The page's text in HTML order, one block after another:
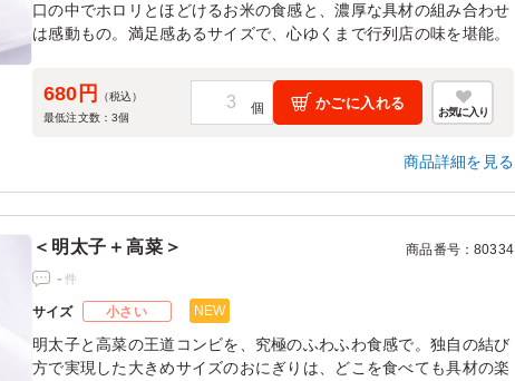
口の中でホロリとほどけるお米の食感と、濃厚な具材の組み合わせ
は感動もの。満足感あるサイズで、心ゆくまで行列店の味を堪能。
680円
（税込）
最低注文数：3個
かごに入れる
お気に入り
商品詳細を見る
＜明太子＋高菜＞ 商品番号：80334
- 件
サイズ 小さい NEW
明太子と高菜の王道コンビを、究極のふわふわ食感で。独自の結び
方で実現した大きめサイズのおにぎりは、どこを食べても具材の楽